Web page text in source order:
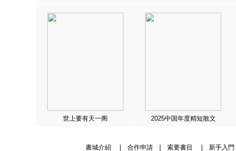
世上要有天一阁 2025中国年度精短散文
書城介紹 合作申請| 索要書目 新手入門